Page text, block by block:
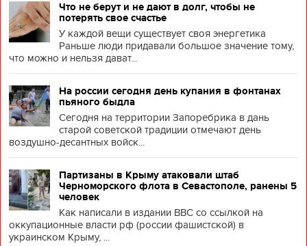
Что не берут и не дают в долг, чтобы не
потерять свое счастье
У каждой вещи существует своя энергетика
Раньше люди придавали большое значение тому,
что можно и нельзя дават...
На россии сегодня день купания в фонтанах
пьяного быдла
Сегодня на территории Запоребрика в дань
старой советской традиции отмечают день
воздушно-десантных войск...
Партизаны в Крыму атаковали штаб
Черноморского флота в Севастополе, ранены 5
человек
Как написали в издании BBC со ссылкой на
оккупационные власти рф (россии фашистской) в
украинском Крыму, ...